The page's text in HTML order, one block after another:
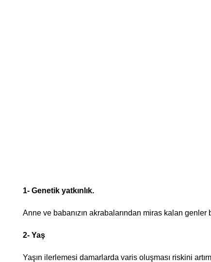
1- Genetik yatkınlık.
Anne ve babanızın akrabalarından miras kalan
2- Yaş
Yaşın ilerlemesi damarlarda varis oluşması riskini